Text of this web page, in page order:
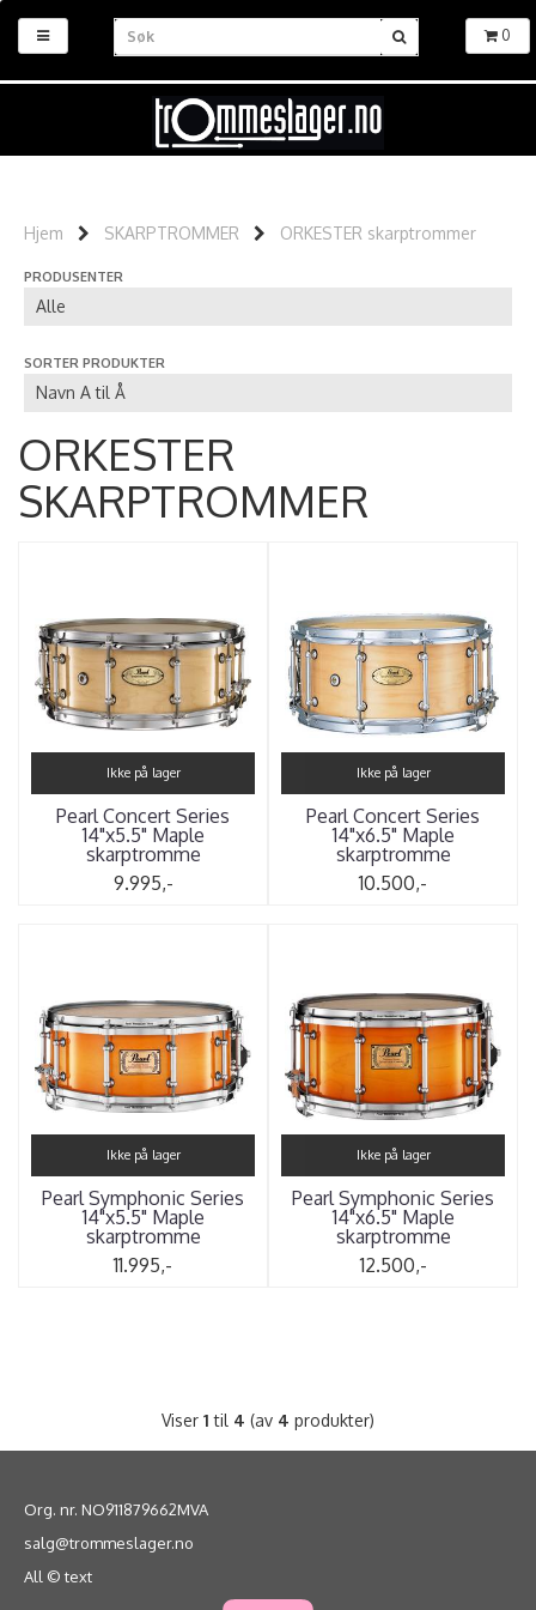
0
Hjem SKARPTROMMER ORKESTER skarptrommer
PRODUSENTER
SORTER PRODUKTER
ORKESTER
SKARPTROMMER
Ikke på lager
Pearl Concert Series
14"x5.5" Maple
skarptromme
9.995,-
Ikke på lager
Pearl Concert Series
14"x6.5" Maple
skarptromme
10.500,-
Ikke på lager
Pearl Symphonic Series
14"x5.5" Maple
skarptromme
11.995,-
Ikke på lager
Pearl Symphonic Series
14"x6.5" Maple
skarptromme
12.500,-
Viser 1 til 4 (av 4 produkter)
Org. nr. NO911879662MVA
salg@trommeslager.no
All © text